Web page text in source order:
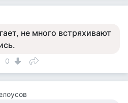
не много встряхивают
0